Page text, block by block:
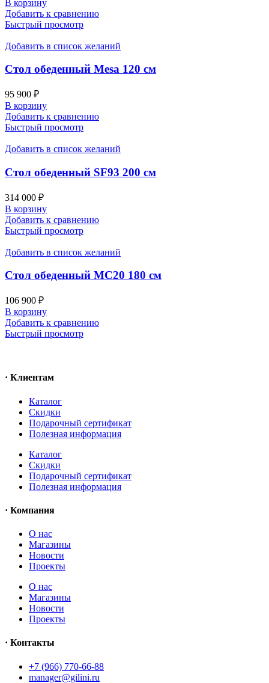
В корзину
Добавить к сравнению
Быстрый просмотр
Добавить в список желаний
Стол обеденный Mesa 120 см
95 900 ₽
В корзину
Добавить к сравнению
Быстрый просмотр
Добавить в список желаний
Стол обеденный SF93 200 см
314 000 ₽
В корзину
Добавить к сравнению
Быстрый просмотр
Добавить в список желаний
Стол обеденный MC20 180 см
106 900 ₽
В корзину
Добавить к сравнению
Быстрый просмотр
· Клиентам
Каталог
Скидки
Подарочный сертификат
Полезная информация
Каталог
Скидки
Подарочный сертификат
Полезная информация
· Компания
О нас
Магазины
Новости
Проекты
О нас
Магазины
Новости
Проекты
· Контакты
+7 (966) 770-66-88
manager@gilini.ru